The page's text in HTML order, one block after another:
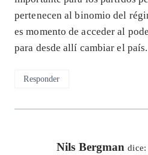
pertenecen al binomio del
es momento de acceder al
para desde allí cambiar el país.
Responder
Nils Bergman dice: